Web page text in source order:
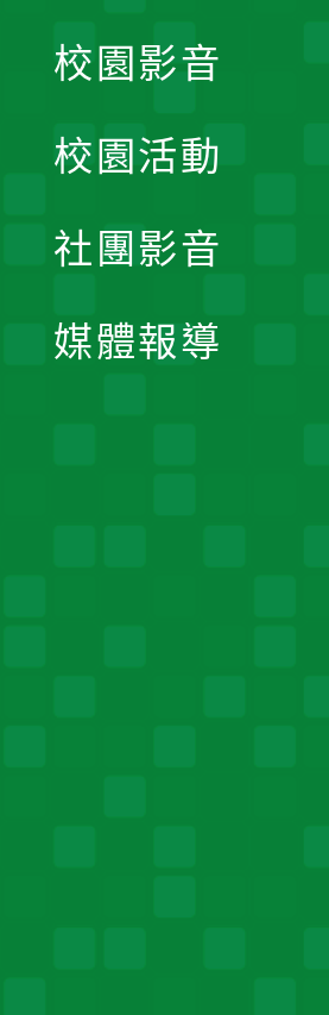
校園影音
校園活動
社團影音
媒體報導